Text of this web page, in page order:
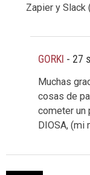
Zapier y
GORKI - 27
Muchas
cosas de
cometer un
DIOSA, (mi